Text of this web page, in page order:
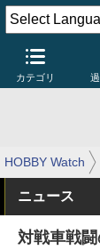
カテゴリ
HOBBY Watch
ニュース
対戦車戦